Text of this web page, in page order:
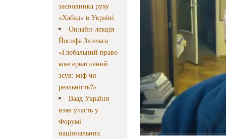
засновника руху
«Хабад» в Україні
Онлайн-лекція
Йосифа Зісельса
«Глобальний право-
консервативний
зсув: міф чи
реальність?»
Ваад України
взяв участь у
Форумі
національних